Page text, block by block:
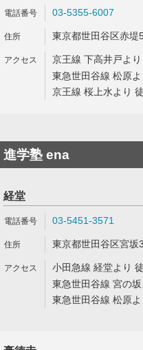
03-5355-6007
東京都世田谷区赤堤
京王線 下高井戸よ
東急世田谷線 松原
京王線 桜上水より
進学塾 ena
経堂
03-5451-3571
東京都世田谷区宮
小田急線 経堂より
東急世田谷線 宮の
東急世田谷線 松原